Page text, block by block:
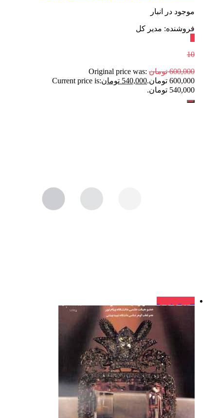
موجود در انبار
فروشنده: مدیر کل
10
600,000 تومان Original price was:
600,000 تومان.
540,000 تومانCurrent price is:
540,000 تومان.